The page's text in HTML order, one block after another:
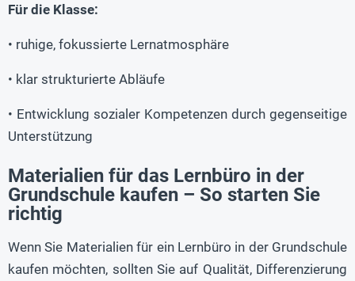
Für die Klasse:
• ruhige, fokussierte Lernatmosphäre
• klar strukturierte Abläufe
• Entwicklung sozialer Kompetenzen durch gegenseitige
Unterstützung
Materialien für das Lernbüro in der
Grundschule kaufen – So starten Sie
richtig
Wenn Sie Materialien für ein Lernbüro in der Grundschule
kaufen möchten, sollten Sie auf Qualität, Differenzierung